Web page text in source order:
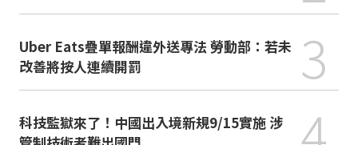
Uber Eats疊單報酬違外送專法 勞動部：若未
改善將按人連續開罰
3
科技監獄來了！中國出入境新規9/15實施 涉